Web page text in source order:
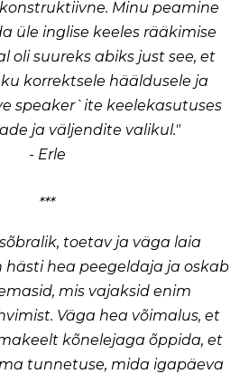
Minu peamine
üle inglise keeles rääkimise
oli suureks abiks just see, et
korrektsele hääldusele ja
speaker`ite keelekasutuses
ja väljendite valikul."
- Erle
***
toetav ja väga laia
hästi hea peegeldaja ja oskab
mis vajaksid enim
Väga hea võimalus, et
kõnelejaga õppida, et
tunnetuse, mida igapäeva